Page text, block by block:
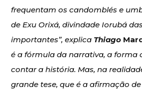
frequentam os candomblés e
de Exu Orixá, divindade Iorubá
importantes”, explica Thiago
é a fórmula da narrativa, a forma
contar a história. Mas, na
grande tese, que é a afirmação